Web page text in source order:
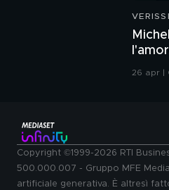
26 apr |
Copyright ©1999-2026 RTI
500.000.007 - Gruppo MFE
artificiale generativa. È altresì